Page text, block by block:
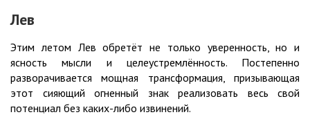
Лев
Этим летом Лев обретёт не только уверенность, но и
ясность мысли и целеустремлённость. Постепенно
разворачивается мощная трансформация, призывающая
этот сияющий огненный знак реализовать весь свой
потенциал без каких-либо извинений.